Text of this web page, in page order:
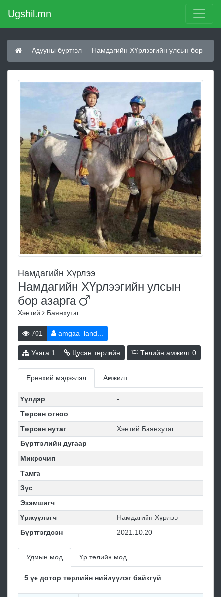
Ugshil.mn
Адууны бүртгэл Намдагийн ХҮрлээгийн улсын бор
Намдагийн Хүрлээ
Намдагийн ХҮрлээгийн улсын
бор азарга
Хэнтий Баянхутаг
701 amgaa_land...
Унага 1 Цусан төрлийн Төлийн амжилт0
Ерөнхий мэдээлэл Амжилт
Үүлдэр
-
Төрсөн огноо
Төрсөн нутаг
Хэнтий Баянхутаг
Бүртгэлийн дугаар
Микрочип
Тамга
Зүс
Эзэмшигч
Үржүүлэгч
Намдагийн Хүрлээ
Бүртгэгдсэн
2021.10.20
Удмын мод Үр төлийн мод
5 үе дотор төрлийн нийлүүлэг байхгүй